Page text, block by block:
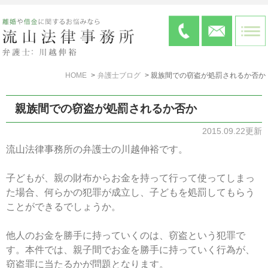
HOME 弁護士ブログ 親族間での窃盗が処罰されるか否か
親族間での窃盗が処罰されるか否か
2015.09.22更新
流山法律事務所の弁護士の川越伸裕です。
子どもが、親の財布からお金を持って行って使ってしまっ
た場合、何らかの犯罪が成立し、子どもを処罰してもらう
ことができるでしょうか。
他人のお金を勝手に持っていくのは、窃盗という犯罪で
す。本件では、親子間でお金を勝手に持っていく行為が、
窃盗罪に当たるかが問題となります。